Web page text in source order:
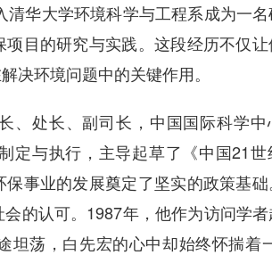
华大学环境科学与工程系成为一
目的研究与实践。这段经历不仅
决环境问题中的关键作用。
、处长、副司长，中国国际科学中
与执行，主导起草了《中国21世
事业的发展奠定了坚实的政策基
的认可。1987年，他作为访问学
荡，白先宏的心中却始终怀揣着